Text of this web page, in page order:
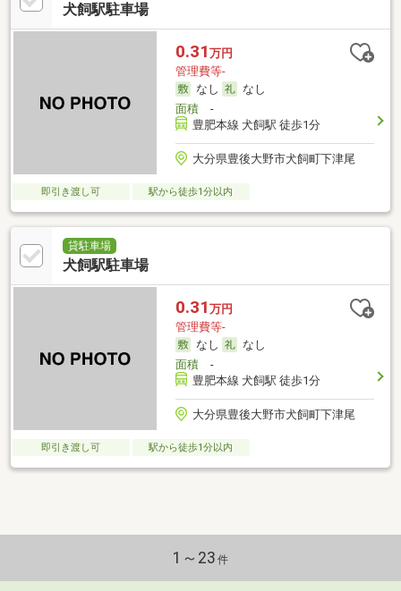
犬飼駅駐車場
0.31 万円
管理費等-
なし
なし
面積-
豊肥本線 犬飼駅 徒歩1分
大分県豊後大野市犬飼町下津尾
即引き渡し可 駅から徒歩1分以内
貸駐車場
犬飼駅駐車場
0.31 万円
管理費等-
なし
なし
面積-
豊肥本線 犬飼駅 徒歩1分
大分県豊後大野市犬飼町下津尾
即引き渡し可 駅から徒歩1分以内
1～23 件